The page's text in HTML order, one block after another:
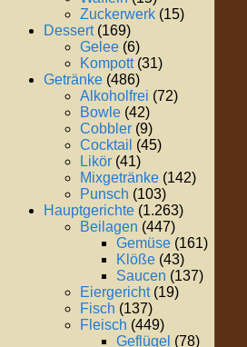
Zuckerwerk (15)
Dessert(169)
Gelee (6)
Kompott(31)
Getränke (486)
Alkoholfrei (72)
Bowle (42)
Cobbler (9)
Cocktail (45)
Likör (41)
Mixgetränke (142)
Punsch (103)
Hauptgerichte (1.263)
Beilagen (447)
Gemüse (161)
Klöße (43)
Saucen (137)
Eiergericht(19)
Fisch (137)
Fleisch (449)
Geflügel (78)